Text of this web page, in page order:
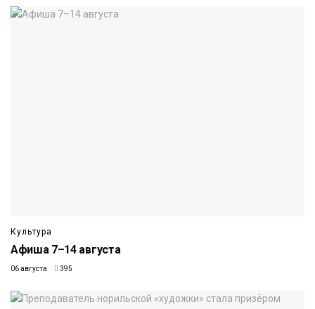
Культура
Афиша 7–14 августа
06 августа 395